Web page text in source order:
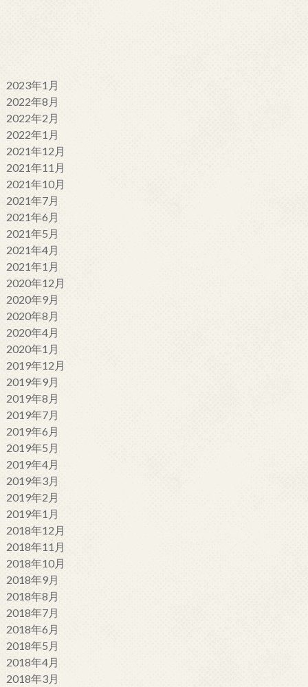
2023年1月
2022年8月
2022年2月
2022年1月
2021年12月
2021年11月
2021年10月
2021年7月
2021年6月
2021年5月
2021年4月
2021年1月
2020年12月
2020年9月
2020年8月
2020年4月
2020年1月
2019年12月
2019年9月
2019年8月
2019年7月
2019年6月
2019年5月
2019年4月
2019年3月
2019年2月
2019年1月
2018年12月
2018年11月
2018年10月
2018年9月
2018年8月
2018年7月
2018年6月
2018年5月
2018年4月
2018年3月